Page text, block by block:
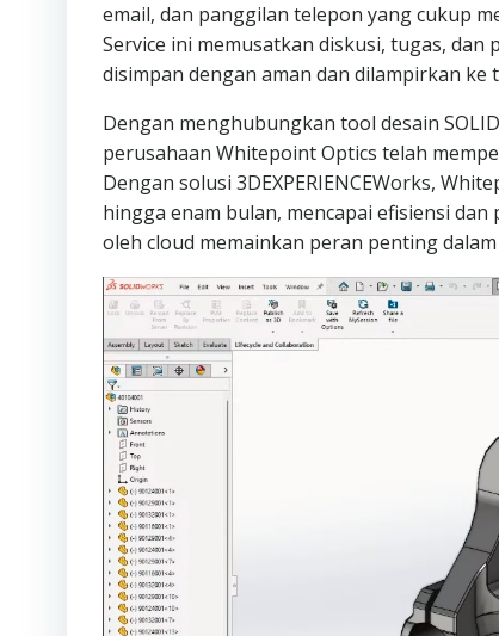
email, dan panggilan telepon yang cukup
Service ini memusatkan diskusi, tugas,
disimpan dengan aman dan dilampirkan ke
Dengan menghubungkan tool desain
perusahaan Whitepoint Optics telah
Dengan solusi 3DEXPERIENCEWorks,
hingga enam bulan, mencapai efisiensi
oleh cloud memainkan peran penting